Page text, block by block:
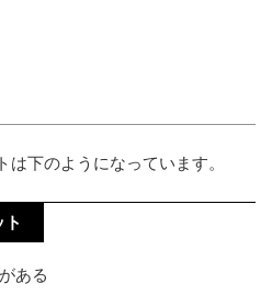
下のようになっています。
ある